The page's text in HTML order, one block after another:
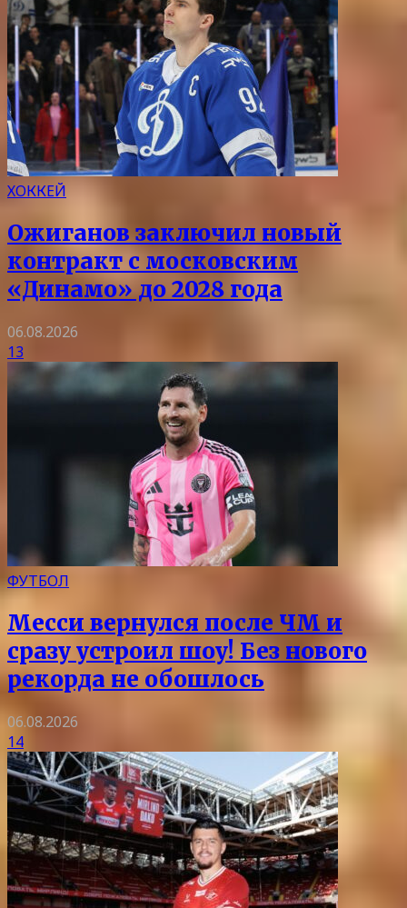
ХОККЕЙ
Ожиганов заключил новый
контракт с московским
«Динамо» до 2028 года
06.08.2026
13
ФУТБОЛ
Месси вернулся после ЧМ и
сразу устроил шоу! Без нового
рекорда не обошлось
06.08.2026
14